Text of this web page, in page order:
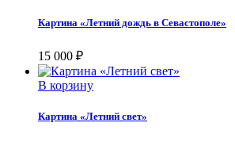
Картина «Летний дождь в Севастополе»
15 000 ₽
В корзину
Картина «Летний свет»